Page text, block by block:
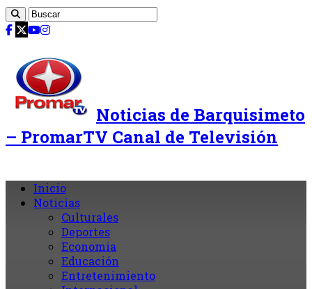
Noticias de Barquisimeto
– PromarTV Canal de Televisión
Inicio
Noticias
Culturales
Deportes
Economia
Educación
Entretenimiento